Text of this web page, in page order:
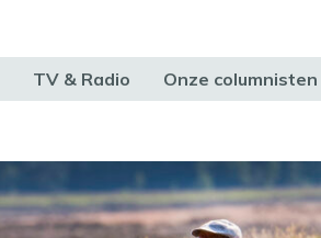
TV & Radio Onze columnisten